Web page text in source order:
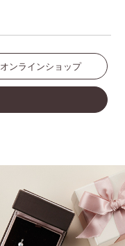
オンラインショップ